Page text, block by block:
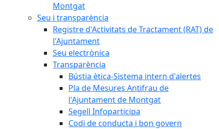
Montgat
Seu i transparència
Registre d'Activitats de Tractament (RAT) de
l'Ajuntament
Seu electrònica
Transparència
Bústia ètica-Sistema intern d'alertes
Pla de Mesures Antifrau de
l'Ajuntament de Montgat
Segell Infoparticipa
Codi de conducta i bon govern